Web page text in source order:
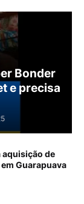
Bonder
e precisa
de
Guarapuava